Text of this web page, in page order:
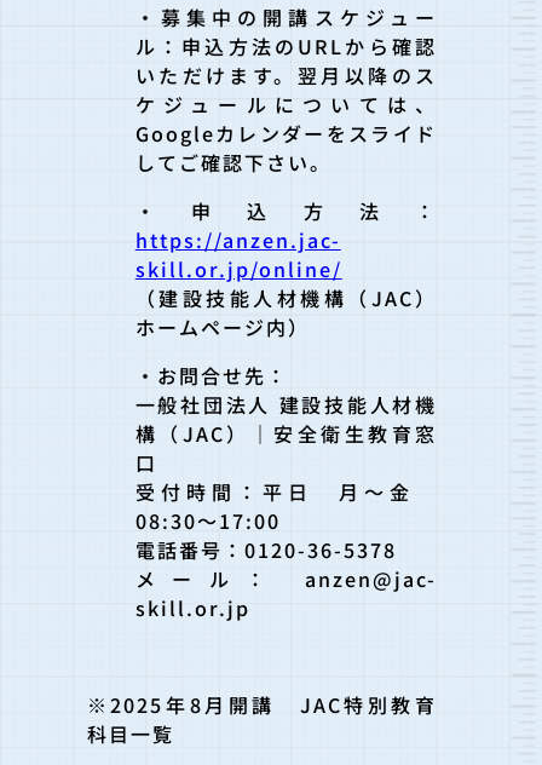
・募集中の開講スケジュー
ル：申込方法のURLから確認
いただけます。翌月以降のス
ケジュールについては、
Googleカレンダーをスライド
してご確認下さい。
・申込方法：
https://anzen.jac-
skill.or.jp/online/
（建設技能人材機構（JAC）
ホームページ内）
・お問合せ先：
一般社団法人 建設技能人材機
構（JAC）｜安全衛生教育窓
口
受付時間：平日 月～金
08:30～17:00
電話番号：0120-36-5378
メール： anzen@jac-
skill.or.jp
※2025年8月開講 JAC特別教育
科目一覧